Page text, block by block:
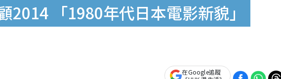
2014 「1980年代日本電影新貌」
在Google追蹤